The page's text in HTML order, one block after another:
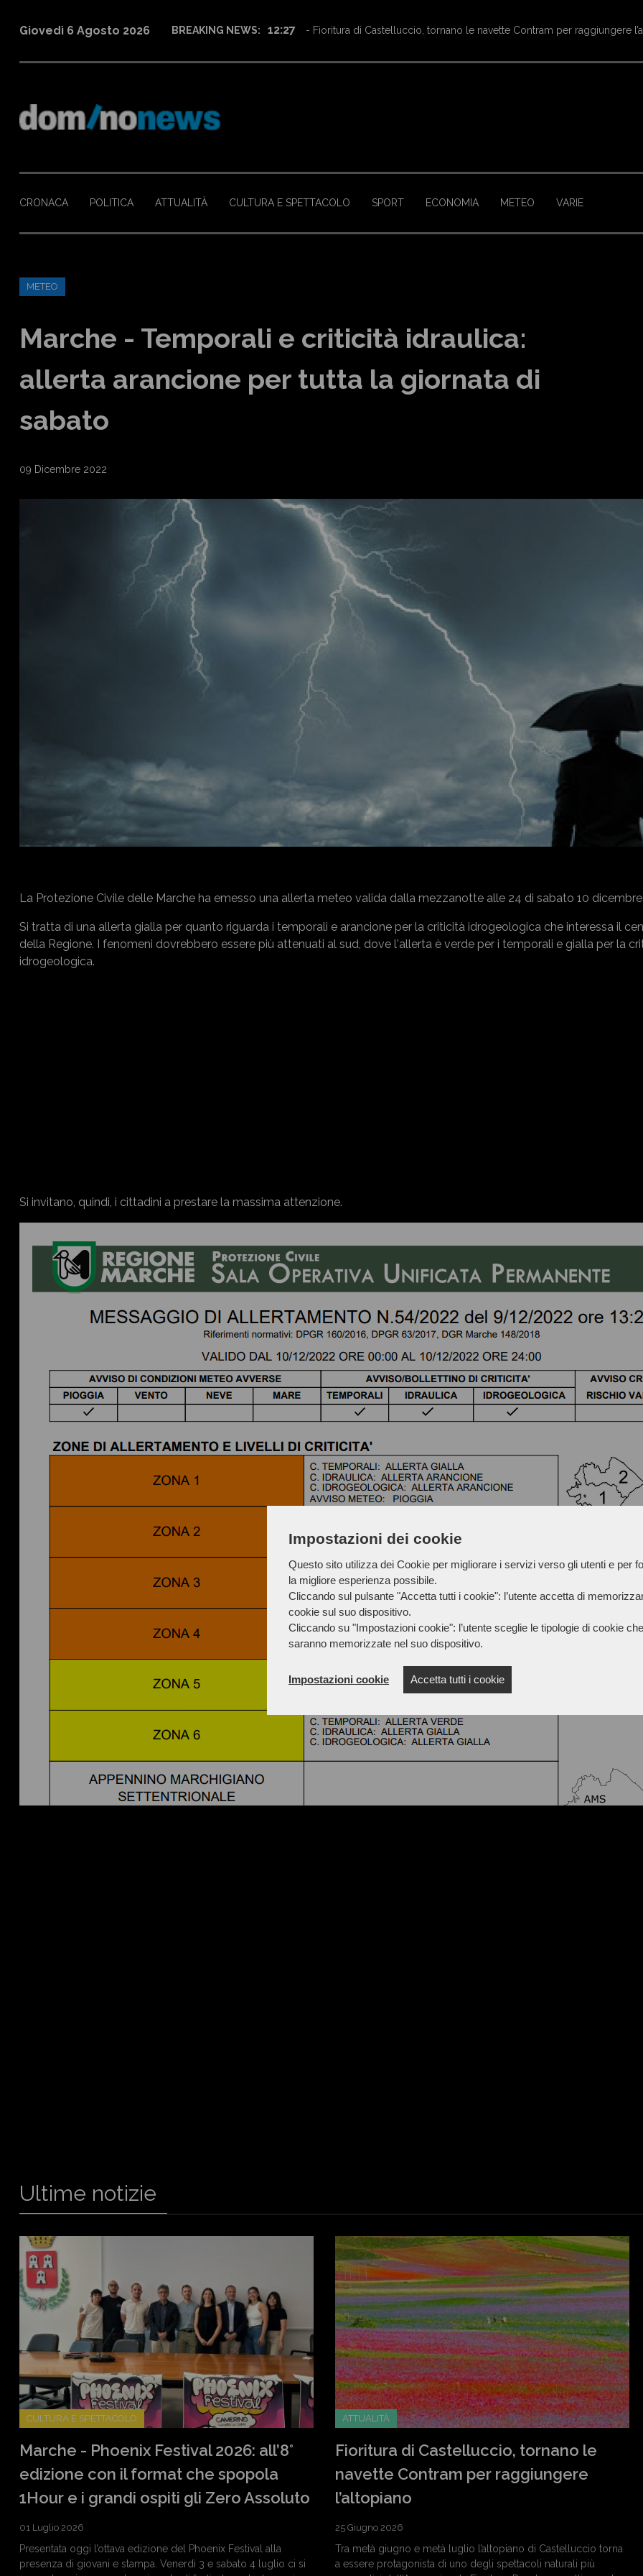
Impostazioni dei cookie
Questo sito utilizza dei Cookie per migliorare i servizi verso gli utenti e per
la migliore esperienza possibile.
Cliccando sul pulsante "Accetta tutti i cookie": l’utente accetta di
cookie sul suo dispositivo.
Cliccando su "Impostazioni cookie": l’utente sceglie le tipologie di cookie che
saranno memorizzate nel suo dispositivo.
Impostazioni cookie Accetta tutti i cookie
Giovedì 6 Agosto 2026 BREAKING NEWS: 12:27 - Fioritura di Castelluccio, tornano le navette Contram per raggiungere
CRONACA POLITICA ATTUALITÀ CULTURA E SPETTACOLO SPORT ECONOMIA METEO VARIE
METEO
Marche - Temporali e criticità idraulica:
allerta arancione per tutta la giornata di
sabato
09 Dicembre 2022
La Protezione Civile delle Marche ha emesso una allerta meteo valida dalla mezzanotte alle 24 di sabato 10
Si tratta di una allerta gialla per quanto riguarda i temporali e arancione per la criticità idrogeologica che interessa il
della Regione. I fenomeni dovrebbero essere più attenuati al sud, dove l'allerta è verde per i temporali e gialla per la
idrogeologica.
Si invitano, quindi, i cittadini a prestare la massima attenzione.
Ultime notizie
CULTURA E SPETTACOLO
Marche - Phoenix Festival 2026: all’8°
edizione con il format che spopola
1Hour e i grandi ospiti gli Zero Assoluto
01 Luglio 2026
Presentata oggi l’ottava edizione del Phoenix Festival alla
presenza di giovani e stampa. Venerdì 3 e sabato 4 luglio ci si
ATTUALITÀ
Fioritura di Castelluccio, tornano le
navette Contram per raggiungere
l’altopiano
25 Giugno 2026
Tra metà giugno e metà luglio l’altopiano di Castelluccio torna
a essere protagonista di uno degli spettacoli naturali più